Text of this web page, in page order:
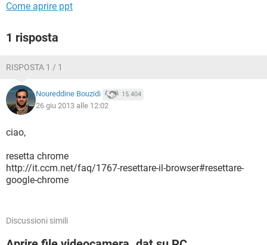
Come aprire ppt
1 risposta
RISPOSTA 1 / 1
Noureddine Bouzidi 15.404
26 giu 2013 alle 12:02
ciao,
resetta chrome
http://it.ccm.net/faq/1767-resettare-il-browser#resettare-
google-chrome
Discussioni simili